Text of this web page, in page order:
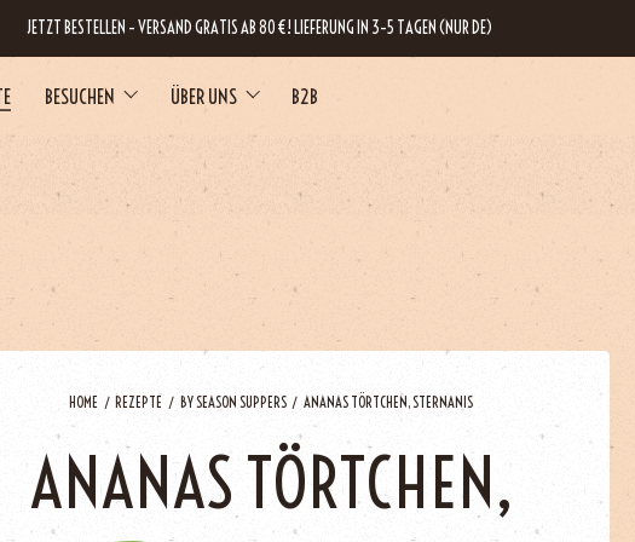
JETZT BESTELLEN – VERSAND GRATIS AB 80 €! LIEFERUNG IN 3–5 TAGEN (NUR DE)
BESUCHEN ÜBER UNS B2B
HOME REZEPTE BY SEASON SUPPERS ANANAS TÖRTCHEN, STERNANIS
ANANAS TÖRTCHEN,